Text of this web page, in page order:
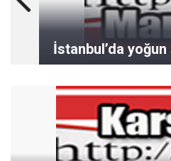
İstanbul’da